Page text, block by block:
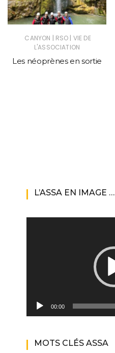
CANYON | RSO | VIE DE
L'ASSOCIATION
Les néoprènes en sortie
L’ASSA EN IMAGE …
00:00
MOTS CLÉS ASSA